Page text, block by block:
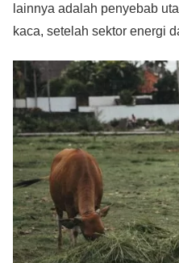
lainnya adalah penyebab
kaca, setelah sektor energi